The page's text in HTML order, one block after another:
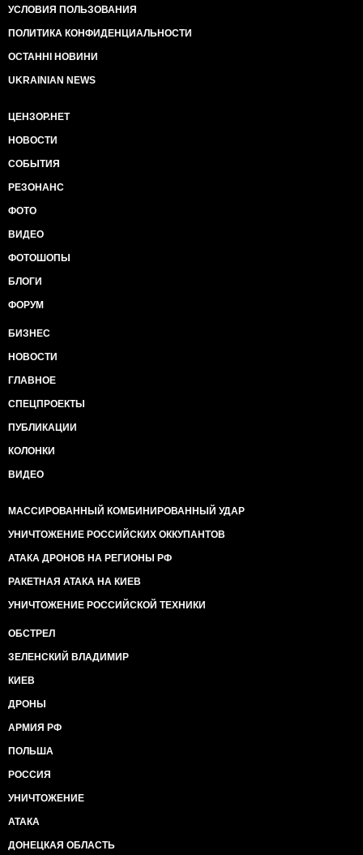
УСЛОВИЯ ПОЛЬЗОВАНИЯ
ПОЛИТИКА КОНФИДЕНЦИАЛЬНОСТИ
ОСТАННІ НОВИНИ
UKRAINIAN NEWS
ЦЕНЗОР.НЕТ
НОВОСТИ
СОБЫТИЯ
РЕЗОНАНС
ФОТО
ВИДЕО
ФОТОШОПЫ
БЛОГИ
ФОРУМ
БИЗНЕС
НОВОСТИ
ГЛАВНОЕ
СПЕЦПРОЕКТЫ
ПУБЛИКАЦИИ
КОЛОНКИ
ВИДЕО
МАССИРОВАННЫЙ КОМБИНИРОВАННЫЙ УДАР
УНИЧТОЖЕНИЕ РОССИЙСКИХ ОККУПАНТОВ
АТАКА ДРОНОВ НА РЕГИОНЫ РФ
РАКЕТНАЯ АТАКА НА КИЕВ
УНИЧТОЖЕНИЕ РОССИЙСКОЙ ТЕХНИКИ
ОБСТРЕЛ
ЗЕЛЕНСКИЙ ВЛАДИМИР
КИЕВ
ДРОНЫ
АРМИЯ РФ
ПОЛЬША
РОССИЯ
УНИЧТОЖЕНИЕ
АТАКА
ДОНЕЦКАЯ ОБЛАСТЬ